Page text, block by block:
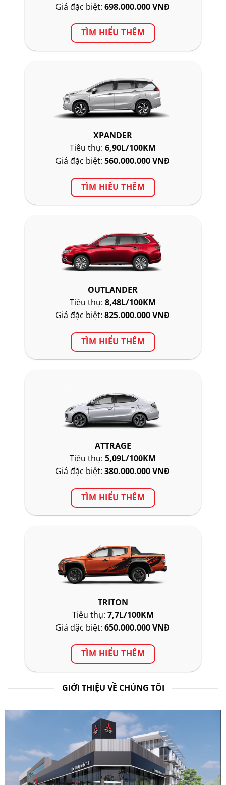
Giá đặc biệt:698.000.000 VNĐ
TÌM HIỂU THÊM
XPANDER
Tiêu thụ:6,90L/100KM
Giá đặc biệt:560.000.000 VNĐ
TÌM HIỂU THÊM
OUTLANDER
Tiêu thụ:8,48L/100KM
Giá đặc biệt:825.000.000 VNĐ
TÌM HIỂU THÊM
ATTRAGE
Tiêu thụ:5,09L/100KM
Giá đặc biệt:380.000.000 VNĐ
TÌM HIỂU THÊM
TRITON
Tiêu thụ: 7,7L/100KM
Giá đặc biệt:650.000.000 VNĐ
TÌM HIỂU THÊM
GIỚI THIỆU VỀ CHÚNG TÔI